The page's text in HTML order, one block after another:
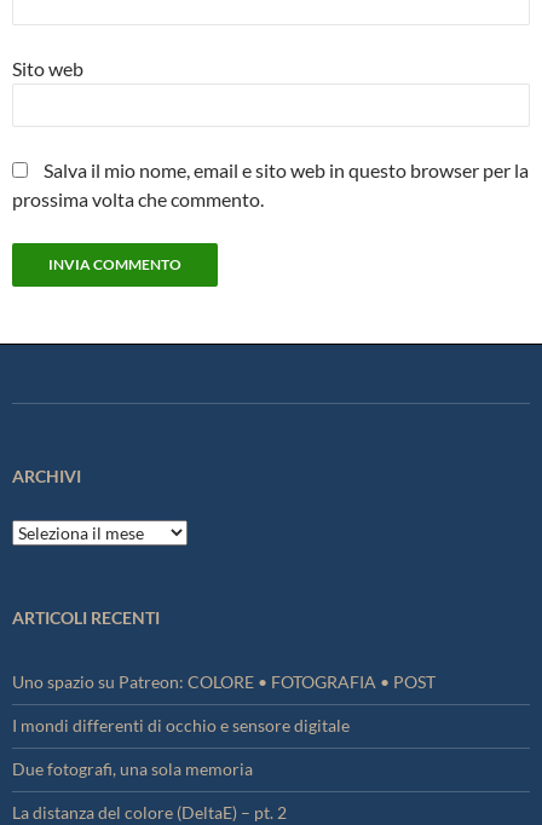
Sito web
Salva il mio nome, email e sito web in questo browser per la
prossima volta che commento.
ARCHIVI
Archivi
ARTICOLI RECENTI
Uno spazio su Patreon: COLORE • FOTOGRAFIA • POST
I mondi differenti di occhio e sensore digitale
Due fotografi, una sola memoria
La distanza del colore (DeltaE) – pt. 2